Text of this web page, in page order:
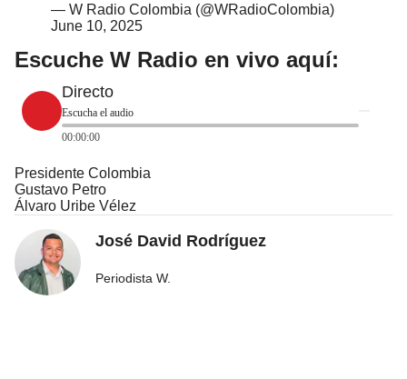
— W Radio Colombia (@WRadioColombia)
June 10, 2025
Escuche W Radio en vivo aquí:
Directo
Escucha el audio
00:00:00
Presidente Colombia
Gustavo Petro
Álvaro Uribe Vélez
José David Rodríguez
Periodista W.